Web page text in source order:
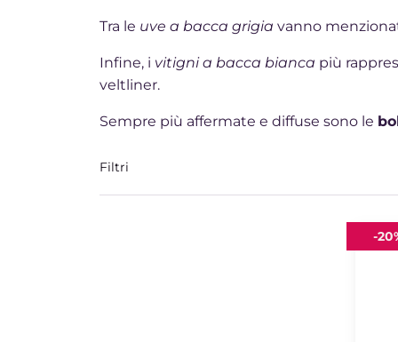
Tra le uve a bacca grigia vanno
Infine, i vitigni a bacca bianca più
veltliner.
Sempre più affermate e diffuse sono le
Filtri
2020
-